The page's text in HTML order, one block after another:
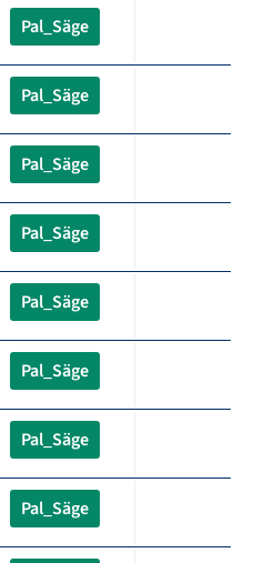
Pal_Säge
Pal_Säge
Pal_Säge
Pal_Säge
Pal_Säge
Pal_Säge
Pal_Säge
Pal_Säge